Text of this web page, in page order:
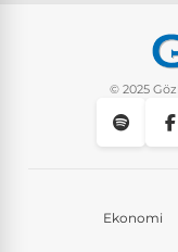
Instagram’da
© 2025
Ekonomi